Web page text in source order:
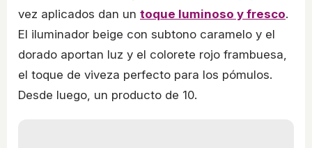
vez aplicados dan un toque luminoso y fresco.
El iluminador beige con subtono caramelo y el
dorado aportan luz y el colorete rojo frambuesa,
el toque de viveza perfecto para los pómulos.
Desde luego, un producto de 10.